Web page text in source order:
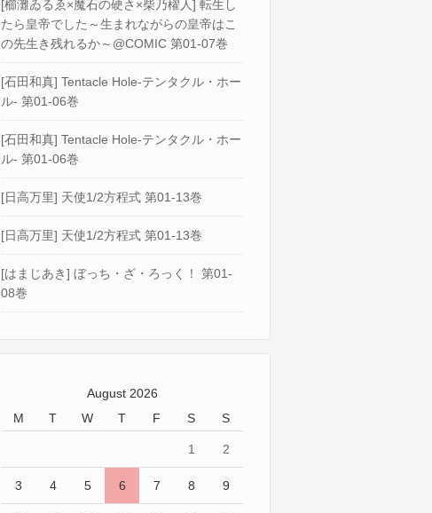
[櫛灘ゐるゑ×魔石の硬さ×柴乃櫂人] 転生し
たら皇帝でした～生まれながらの皇帝はこ
の先生き残れるか～@COMIC 第01-07巻
[石田和真] Tentacle Hole-テンタクル・ホー
ル- 第01-06巻
[石田和真] Tentacle Hole-テンタクル・ホー
ル- 第01-06巻
[日高万里] 天使1/2方程式 第01-13巻
[日高万里] 天使1/2方程式 第01-13巻
[はまじあき] ぼっち・ざ・ろっく！ 第01-
08巻
August 2026
M
T W T F S S
1 2
3 4 5 6 7 8 9